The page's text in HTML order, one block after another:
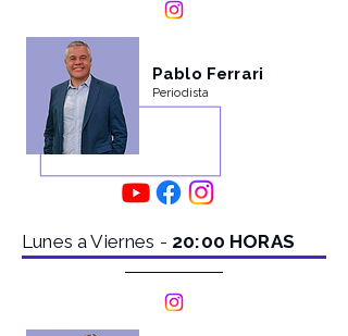
Pablo Ferrari
Periodista
Lunes a Viernes - 20:00 HORAS